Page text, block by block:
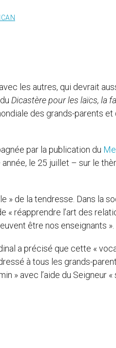
les autres, qui devrait
Dicastère pour les laïcs, la
des grands-parents
par la publication du
le 25 juillet – sur le
» de la tendresse. Dans la
« réapprendre l’art des
être nos enseignants ».
a précisé que cette «
à tous les grands-
» avec l’aide du Seigneur